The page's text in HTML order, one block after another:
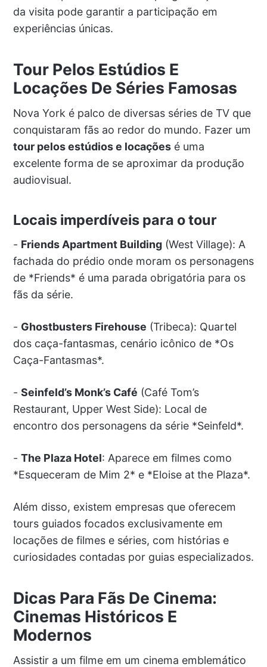
da visita pode garantir a participação em
experiências únicas.
Tour Pelos Estúdios E
Locações De Séries Famosas
Nova York é palco de diversas séries de TV que
conquistaram fãs ao redor do mundo. Fazer um
tour pelos estúdios e locaçõesé uma
excelente forma de se aproximar da produção
audiovisual.
Locais imperdíveis para o tour
- Friends Apartment Building(West Village): A
fachada do prédio onde moram os personagens
de *Friends* é uma parada obrigatória para os
fãs da série.
- Ghostbusters Firehouse (Tribeca): Quartel
dos caça-fantasmas, cenário icônico de *Os
Caça-Fantasmas*.
- Seinfeld’s Monk’s Café (Café Tom’s
Restaurant, Upper West Side): Local de
encontro dos personagens da série *Seinfeld*.
- The Plaza Hotel: Aparece em filmes como
*Esqueceram de Mim 2* e *Eloise at the Plaza*.
Além disso, existem empresas que oferecem
tours guiados focados exclusivamente em
locações de filmes e séries, com histórias e
curiosidades contadas por guias especializados.
Dicas Para Fãs De Cinema:
Cinemas Históricos E
Modernos
Assistir a um filme em um cinema emblemático